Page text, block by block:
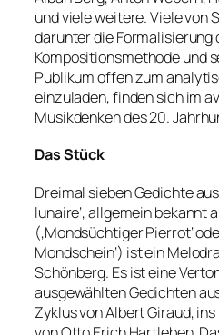
und viele weitere. Viele von
darunter die Formalisierung
Kompositionsmethode und
Publikum offen zum
einzuladen, finden sich im
Musikdenken des 20.
Das Stück
Dreimal sieben Gedichte
lunaire‘, allgemein bekannt
(‚Mondsüchtiger Pierrot‘
Mondschein‘) ist ein
Schönberg. Es ist eine
ausgewählten Gedichten
Zyklus von Albert Giraud,